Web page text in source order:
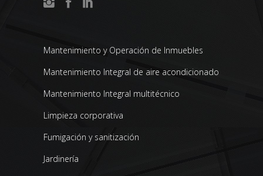
Mantenimiento y Operación de Inmuebles
Mantenimiento Integral de aire acondicionado
Mantenimiento Integral multitécnico
Limpieza corporativa
Fumigación y sanitización
Jardinería